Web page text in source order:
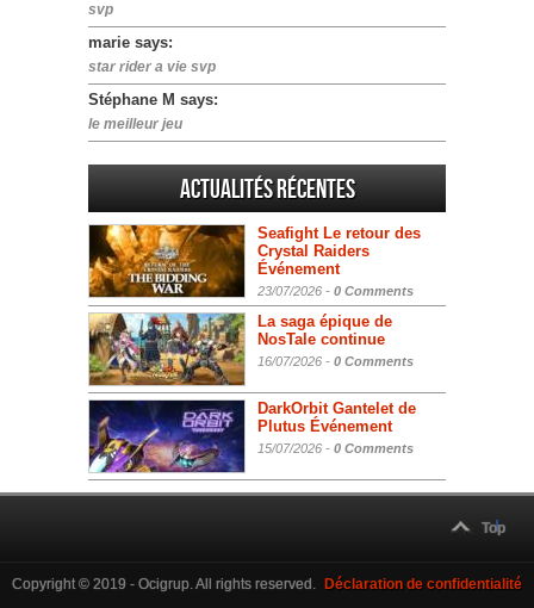
svp
marie says:
star rider a vie svp
Stéphane M says:
le meilleur jeu
Actualités Récentes
Seafight Le retour des
Crystal Raiders
Événement
23/07/2026 - 0 Comments
La saga épique de
NosTale continue
16/07/2026 - 0 Comments
DarkOrbit Gantelet de
Plutus Événement
15/07/2026 - 0 Comments
Top
Copyright © 2019 - Ocigrup. All rights reserved. Déclaration de confidentialité